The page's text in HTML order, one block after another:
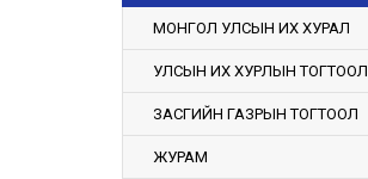
МОНГОЛ УЛСЫН ИХ ХУРАЛ
УЛСЫН ИХ ХУРЛЫН ТОГТООЛ
ЗАСГИЙН ГАЗРЫН ТОГТООЛ
ЖУРАМ